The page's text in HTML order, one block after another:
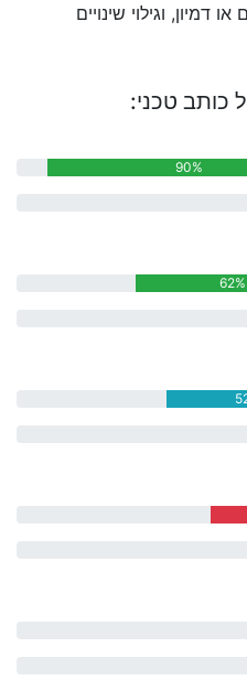
דמיון, וגילוי שינויים
כותב טכני:
90%
62%